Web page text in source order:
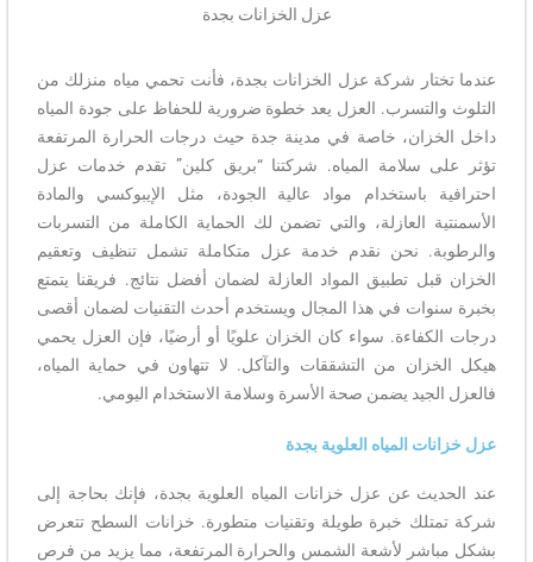
عزل الخزانات بجدة
عندما تختار شركة عزل الخزانات بجدة، فأنت تحمي مياه منزلك من
التلوث والتسرب. العزل يعد خطوة ضرورية للحفاظ على جودة المياه
داخل الخزان، خاصة في مدينة جدة حيث درجات الحرارة المرتفعة
تؤثر على سلامة المياه. شركتنا “بريق كلين” تقدم خدمات عزل
احترافية باستخدام مواد عالية الجودة، مثل الإيبوكسي والمادة
الأسمنتية العازلة، والتي تضمن لك الحماية الكاملة من التسربات
والرطوبة. نحن نقدم خدمة عزل متكاملة تشمل تنظيف وتعقيم
الخزان قبل تطبيق المواد العازلة لضمان أفضل نتائج. فريقنا يتمتع
بخبرة سنوات في هذا المجال ويستخدم أحدث التقنيات لضمان أقصى
درجات الكفاءة. سواء كان الخزان علويًا أو أرضيًا، فإن العزل يحمي
هيكل الخزان من التشققات والتآكل. لا تتهاون في حماية المياه،
فالعزل الجيد يضمن صحة الأسرة وسلامة الاستخدام اليومي.
عزل خزانات المياه العلوية بجدة
عند الحديث عن عزل خزانات المياه العلوية بجدة، فإنك بحاجة إلى
شركة تمتلك خبرة طويلة وتقنيات متطورة. خزانات السطح تتعرض
بشكل مباشر لأشعة الشمس والحرارة المرتفعة، مما يزيد من فرص